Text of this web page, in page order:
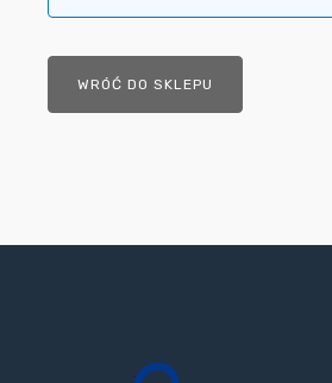
WRÓĆ DO SKLEPU